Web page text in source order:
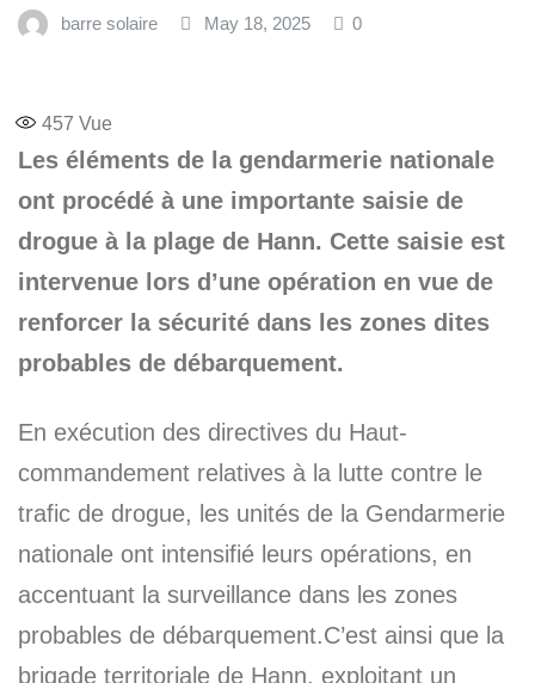
barre solaire May 18, 2025 0
457 Vue
Les éléments de la gendarmerie nationale
ont procédé à une importante saisie de
drogue à la plage de Hann. Cette saisie est
intervenue lors d’une opération en vue de
renforcer la sécurité dans les zones dites
probables de débarquement.
En exécution des directives du Haut-
commandement relatives à la lutte contre le
trafic de drogue, les unités de la Gendarmerie
nationale ont intensifié leurs opérations, en
accentuant la surveillance dans les zones
probables de débarquement.C’est ainsi que la
brigade territoriale de Hann, exploitant un